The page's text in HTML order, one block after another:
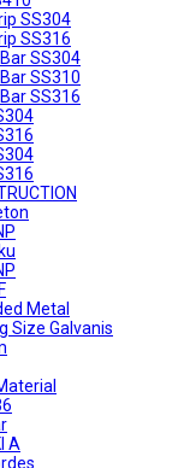
SS304
SS316
SS304
SS310
SS316
Metal
Size Galvanis
A